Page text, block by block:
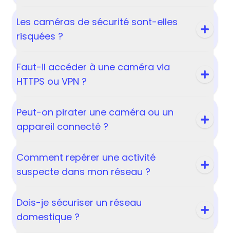
Les caméras de sécurité sont-elles
risquées ?
Faut-il accéder à une caméra via
HTTPS ou VPN ?
Peut-on pirater une caméra ou un
appareil connecté ?
Comment repérer une activité
suspecte dans mon réseau ?
Dois-je sécuriser un réseau
domestique ?